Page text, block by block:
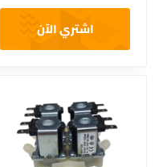
اشتري الآن